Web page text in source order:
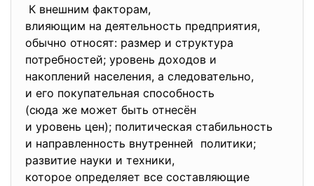
К внешним факторам,
влияющим на деятельность предприятия,
обычно относят: размер и структура
потребностей; уровень доходов и
накоплений населения, а следовательно,
и его покупательная способность
(сюда же может быть отнесён
и уровень цен); политическая стабильность
и направленность внутренней политики;
развитие науки и техники,
которое определяет все составляющие